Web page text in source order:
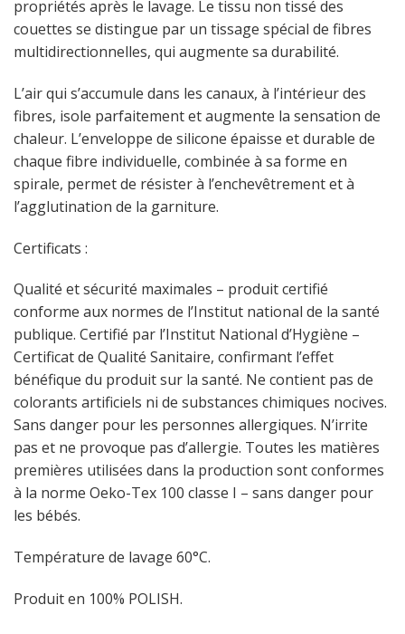
propriétés après le lavage. Le tissu non tissé des
couettes se distingue par un tissage spécial de fibres
multidirectionnelles, qui augmente sa durabilité.
L’air qui s’accumule dans les canaux, à l’intérieur des
fibres, isole parfaitement et augmente la sensation de
chaleur. L’enveloppe de silicone épaisse et durable de
chaque fibre individuelle, combinée à sa forme en
spirale, permet de résister à l’enchevêtrement et à
l’agglutination de la garniture.
Certificats :
Qualité et sécurité maximales – produit certifié
conforme aux normes de l’Institut national de la santé
publique. Certifié par l’Institut National d’Hygiène –
Certificat de Qualité Sanitaire, confirmant l’effet
bénéfique du produit sur la santé. Ne contient pas de
colorants artificiels ni de substances chimiques nocives.
Sans danger pour les personnes allergiques. N’irrite
pas et ne provoque pas d’allergie. Toutes les matières
premières utilisées dans la production sont conformes
à la norme Oeko-Tex 100 classe I – sans danger pour
les bébés.
Température de lavage 60°C.
Produit en 100% POLISH.